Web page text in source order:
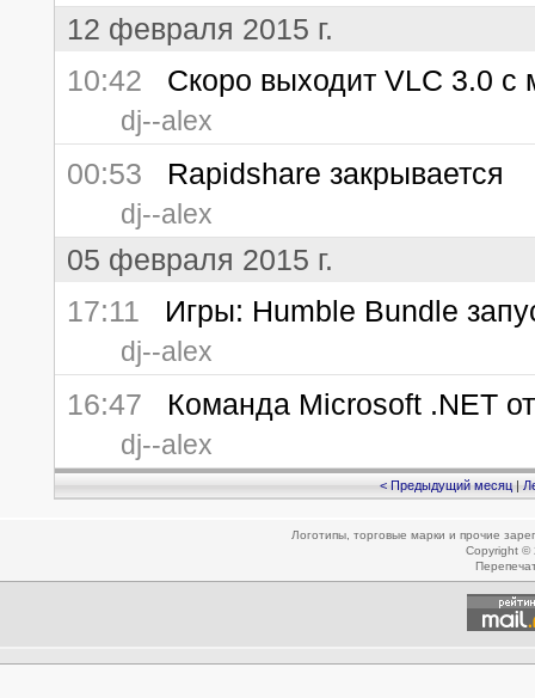
12 февраля 2015 г.
10:42 Скоро выходит VLC 3.0
dj--alex
00:53 Rapidshare закрывается
dj--alex
05 февраля 2015 г.
17:11 Игры: Humble Bundle
dj--alex
16:47 Команда Microsoft .NET
dj--alex
< Предыдущий месяц|
Логотипы, торговые марки и прочие
Copyright ©